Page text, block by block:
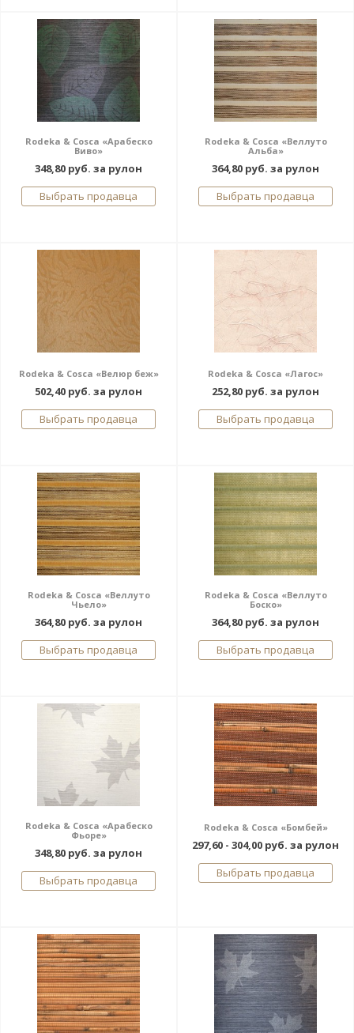
Rodeka & Cosca «Арабеско
Виво»
348,80 руб. за рулон
Выбрать продавца
Rodeka & Cosca «Веллуто
Альба»
364,80 руб. за рулон
Выбрать продавца
Rodeka & Cosca «Велюр беж»
502,40 руб. за рулон
Выбрать продавца
Rodeka & Cosca «Лагос»
252,80 руб. за рулон
Выбрать продавца
Rodeka & Cosca «Веллуто
Чьело»
364,80 руб. за рулон
Выбрать продавца
Rodeka & Cosca «Веллуто
Боско»
364,80 руб. за рулон
Выбрать продавца
Rodeka & Cosca «Арабеско
Фьоре»
348,80 руб. за рулон
Выбрать продавца
Rodeka & Cosca «Бомбей»
297,60 - 304,00 руб. за рулон
Выбрать продавца